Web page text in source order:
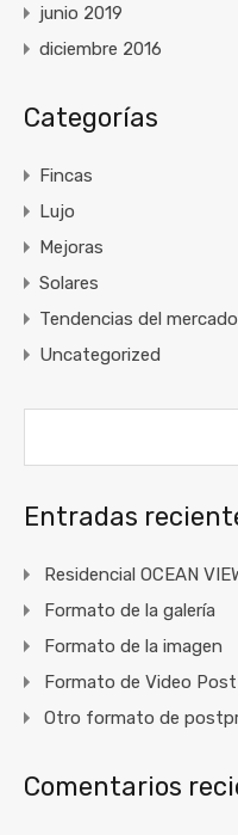
junio 2019
diciembre 2016
Categorías
Fincas
Lujo
Mejoras
Solares
Tendencias del mercado
Uncategorized
Entradas
Residencial OCEAN
Formato de la galería
Formato de la imagen
Formato de Video Post
Otro formato de
Comentarios